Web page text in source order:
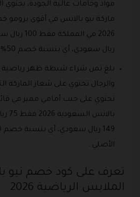
مواد وخامات عالية الجودة،
ماركة نيو بالانس في أقوى برومو
ريال سعودي، أي بنسبة خصم 50% من السعر الأصلي .
بلغ ثمن شراء شنطة ظهر رياضية
والرجال تحتوي على شعار الماركة
تحتوي على جيب أمامي مميز في
الأصلي .
تعرف على كود خصم نيو
الملابس الرياضية 2026